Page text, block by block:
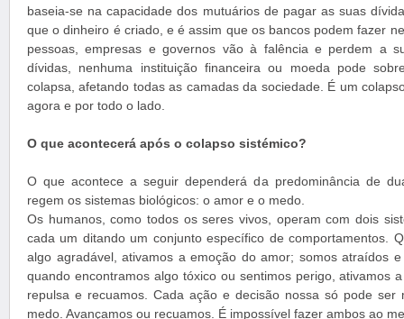
baseia-se na capacidade dos mutuários de pagar as suas
que o dinheiro é criado, e é assim que os bancos podem fazer
pessoas, empresas e governos vão à falência e perdem a
dívidas, nenhuma instituição financeira ou moeda pode
colapsa, afetando todas as camadas da sociedade. É um
agora e por todo o lado.
O que acontecerá após o colapso sistémico?
O que acontece a seguir dependerá da predominância de
regem os sistemas biológicos: o amor e o medo.
Os humanos, como todos os seres vivos, operam com dois
cada um ditando um conjunto específico de comportamentos.
algo agradável, ativamos a emoção do amor; somos atraídos
quando encontramos algo tóxico ou sentimos perigo, ativamos
repulsa e recuamos. Cada ação e decisão nossa só pode ser
medo. Avançamos ou recuamos. É impossível fazer ambos ao